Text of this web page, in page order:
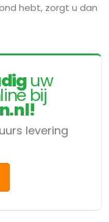
hebt, zorgt u dan
uw
bij
levering